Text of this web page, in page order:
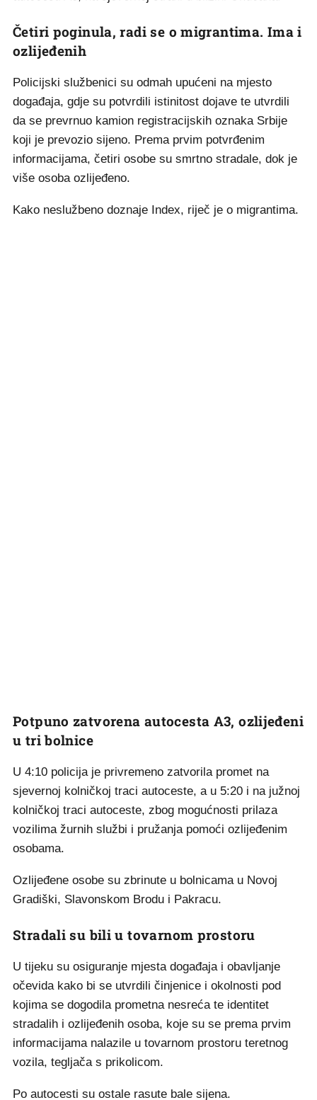
Četiri poginula, radi se o migrantima. Ima i
ozlijeđenih
Policijski službenici su odmah upućeni na mjesto
događaja, gdje su potvrdili istinitost dojave te utvrdili
da se prevrnuo kamion registracijskih oznaka Srbije
koji je prevozio sijeno. Prema prvim potvrđenim
informacijama, četiri osobe su smrtno stradale, dok je
više osoba ozlijeđeno.
Kako neslužbeno doznaje Index, riječ je o migrantima.
Potpuno zatvorena autocesta A3, ozlijeđeni
u tri bolnice
U 4:10 policija je privremeno zatvorila promet na
sjevernoj kolničkoj traci autoceste, a u 5:20 i na južnoj
kolničkoj traci autoceste, zbog mogućnosti prilaza
vozilima žurnih službi i pružanja pomoći ozlijeđenim
osobama.
Ozlijeđene osobe su zbrinute u bolnicama u Novoj
Gradiški, Slavonskom Brodu i Pakracu.
Stradali su bili u tovarnom prostoru
U tijeku su osiguranje mjesta događaja i obavljanje
očevida kako bi se utvrdili činjenice i okolnosti pod
kojima se dogodila prometna nesreća te identitet
stradalih i ozlijeđenih osoba, koje su se prema prvim
informacijama nalazile u tovarnom prostoru teretnog
vozila, tegljača s prikolicom.
Po autocesti su ostale rasute bale sijena.